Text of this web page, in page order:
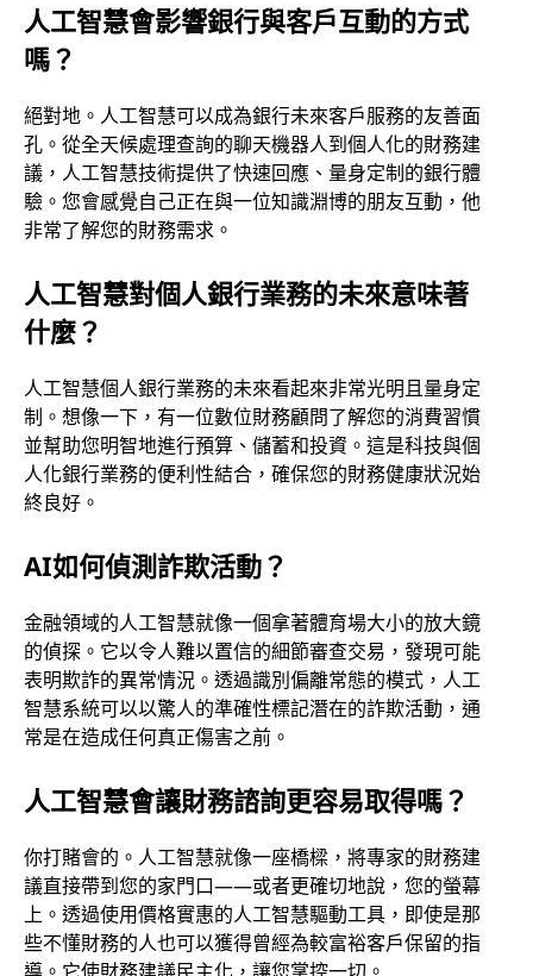
人工智慧會影響銀行與客戶互動的方式
嗎？
絕對地。人工智慧可以成為銀行未來客戶服務的友善面
孔。從全天候處理查詢的聊天機器人到個人化的財務建
議，人工智慧技術提供了快速回應、量身定制的銀行體
驗。您會感覺自己正在與一位知識淵博的朋友互動，他
非常了解您的財務需求。
人工智慧對個人銀行業務的未來意味著
什麼？
人工智慧個人銀行業務的未來看起來非常光明且量身定
制。想像一下，有一位數位財務顧問了解您的消費習慣
並幫助您明智地進行預算、儲蓄和投資。這是科技與個
人化銀行業務的便利性結合，確保您的財務健康狀況始
終良好。
AI如何偵測詐欺活動？
金融領域的人工智慧就像一個拿著體育場大小的放大鏡
的偵探。它以令人難以置信的細節審查交易，發現可能
表明欺詐的異常情況。透過識別偏離常態的模式，人工
智慧系統可以以驚人的準確性標記潛在的詐欺活動，通
常是在造成任何真正傷害之前。
人工智慧會讓財務諮詢更容易取得嗎？
你打賭會的。人工智慧就像一座橋樑，將專家的財務建
議直接帶到您的家門口——或者更確切地說，您的螢幕
上。透過使用價格實惠的人工智慧驅動工具，即使是那
些不懂財務的人也可以獲得曾經為較富裕客戶保留的指
導。它使財務建議民主化，讓您掌控一切。